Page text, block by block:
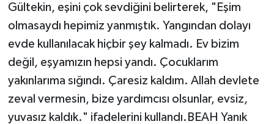
Gültekin, eşini çok sevdiğini belirterek, "Eşim
olmasaydı hepimiz yanmıştık. Yangından dolayı
evde kullanılacak hiçbir şey kalmadı. Ev bizim
değil, eşyamızın hepsi yandı. Çocuklarım
yakınlarıma sığındı. Çaresiz kaldım. Allah devlete
zeval vermesin, bize yardımcısı olsunlar, evsiz,
yuvasız kaldık." ifadelerini kullandı.BEAH Yanık